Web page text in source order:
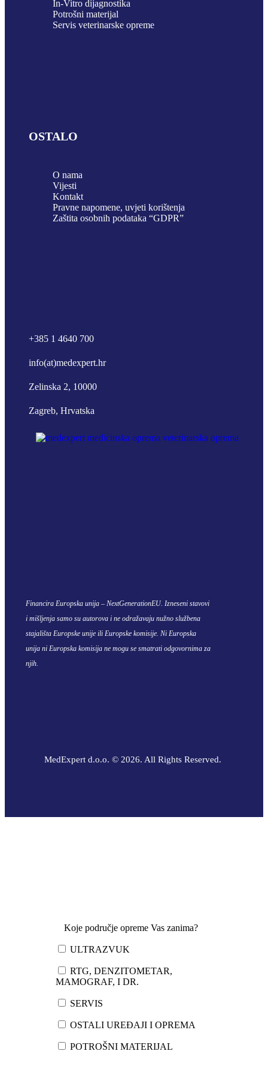
In-Vitro dijagnostika
Potrošni materijal
Servis veterinarske opreme
OSTALO
O nama
Vijesti
Kontakt
Pravne napomene, uvjeti korištenja
Zaštita osobnih podataka “GDPR”
+385 1 4640 700
info(at)medexpert.hr
Zelinska 2, 10000
Zagreb, Hrvatska
Financira Europska unija – NextGenerationEU. Izneseni stavovi
i mišljenja samo su autorova i ne odražavaju nužno službena
stajališta Europske unije ili Europske komisije. Ni Europska
unija ni Europska komisija ne mogu se smatrati odgovornima za
njih.
MedExpert d.o.o. © 2026. All Rights Reserved.
Koje područje opreme Vas zanima?
ULTRAZVUK
RTG, DENZITOMETAR,
MAMOGRAF, I DR.
SERVIS
OSTALI UREĐAJI I OPREMA
POTROŠNI MATERIJAL